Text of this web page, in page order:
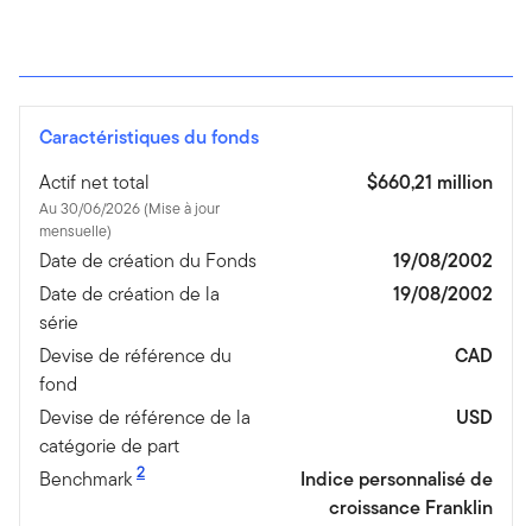
Caractéristiques du fonds
Actif net total
Au 30/06/2026 (Mise à jour
mensuelle)
$660,21 million
Date de création du Fonds
19/08/2002
Date de création de la
série
19/08/2002
Devise de référence du
fond
CAD
Devise de référence de la
catégorie de part
USD
Benchmark 2
Indice personnalisé de
croissance Franklin